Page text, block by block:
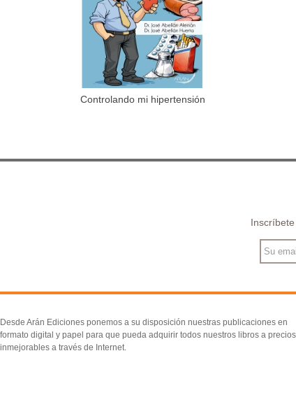
Añadir al carrito
Controlando mi hipertensión
Desde Arán Ediciones ponemos a su disposición nuestras publicaciones en
formato digital y papel para que pueda adquirir todos nuestros libros a precios
inmejorables a través de Internet.